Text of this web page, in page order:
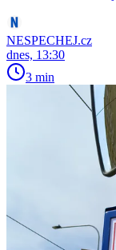
NESPECHEJ.cz
dnes, 13:30
3 min